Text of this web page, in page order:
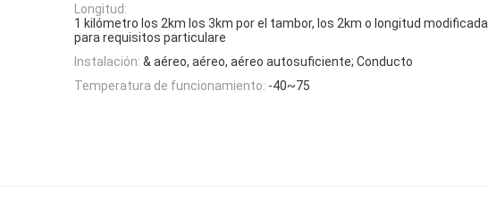
Longitud:
1 kilómetro los 2km los 3km por el tambor, los 2km o longitud modificada
para requisitos particulare
Instalación: & aéreo, aéreo, aéreo autosuficiente; Conducto
Temperatura de funcionamiento: -40~75